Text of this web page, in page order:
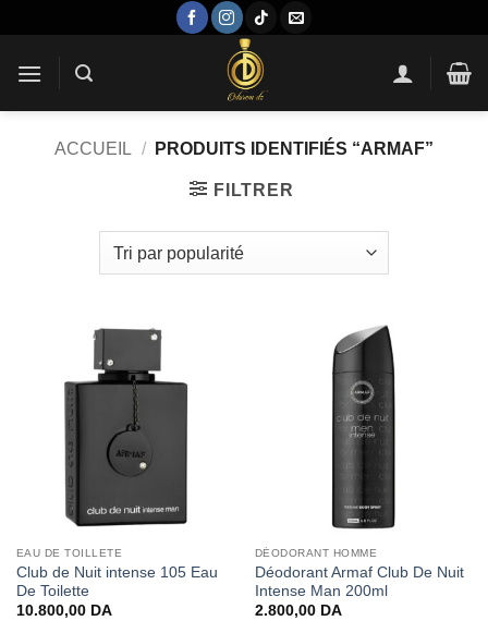
contenu
ACCUEIL / PRODUITS IDENTIFIÉS “ARMAF”
FILTRER
EAU DE TOILLETE
Club de Nuit intense 105 Eau
De Toilette
10.800,00 DA
DÉODORANT HOMME
Déodorant Armaf Club De Nuit
Intense Man 200ml
2.800,00 DA